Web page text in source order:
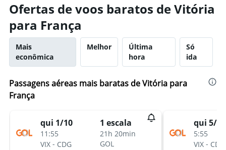
Ofertas de voos baratos de Vitória
para França
Mais
econômica
Melhor
Última
hora
Só
ida
Passagens aéreas mais baratas de Vitória para
França
qui 1/10
11:55
VIX - CDG
1 escala
21h 20min
GOL
qui 5/11
5:55
VIX - CDG